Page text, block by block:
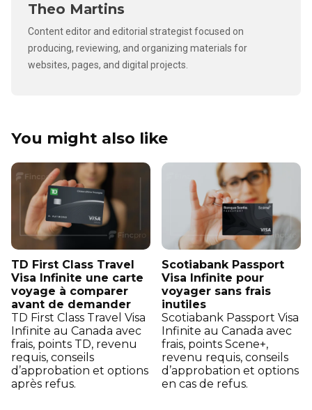
Theo Martins
Content editor and editorial strategist focused on
producing, reviewing, and organizing materials for
websites, pages, and digital projects.
You might also like
TD First Class Travel
Visa Infinite une carte
voyage à comparer
avant de demander
TD First Class Travel Visa
Infinite au Canada avec
frais, points TD, revenu
requis, conseils
d’approbation et options
après refus.
Scotiabank Passport
Visa Infinite pour
voyager sans frais
inutiles
Scotiabank Passport Visa
Infinite au Canada avec
frais, points Scene+,
revenu requis, conseils
d’approbation et options
en cas de refus.